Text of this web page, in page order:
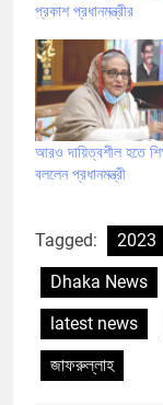
প্রকাশ প্রধানমন্ত্রীর
আরও দায়িত্বশীল হতে
বললেন প্রধানমন্ত্রী
Tagged: 2023
Dhaka News
latest news
জাফরুল্লাহ